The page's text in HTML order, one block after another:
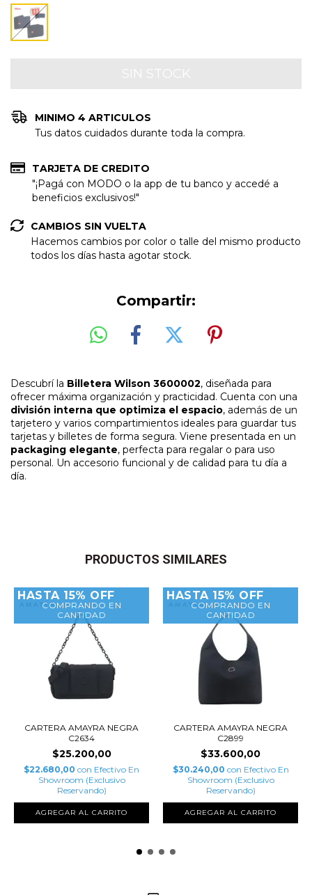
MINIMO 4 ARTICULOS
Tus datos cuidados durante toda la compra.
TARJETA DE CREDITO
"¡Pagá con MODO o la app de tu banco y accedé a
beneficios exclusivos!"
CAMBIOS SIN VUELTA
Hacemos cambios por color o talle del mismo producto
todos los días hasta agotar stock.
Compartir:
Descubrí la Billetera Wilson 3600002, diseñada para
ofrecer máxima organización y practicidad. Cuenta con una
división interna que optimiza el espacio, además de un
tarjetero y varios compartimientos ideales para guardar tus
tarjetas y billetes de forma segura. Viene presentada en un
packaging elegante, perfecta para regalar o para uso
personal. Un accesorio funcional y de calidad para tu día a
día.
PRODUCTOS SIMILARES
HASTA 15% OFF
COMPRANDO EN
CANTIDAD
CARTERA AMAYRA NEGRA
C2634
$25.200,00
$22.680,00 con Efectivo En
Showroom (Exclusivo
Reservando)
AGREGAR AL CARRITO
HASTA 15% OFF
COMPRANDO EN
CANTIDAD
CARTERA AMAYRA NEGRA
C2899
$33.600,00
$30.240,00 con Efectivo En
Showroom (Exclusivo
Reservando)
AGREGAR AL CARRITO